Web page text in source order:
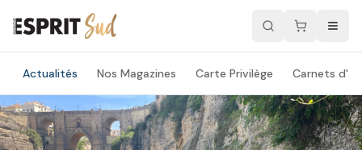
Actualités Nos Magazines Carte Privilège Carnets